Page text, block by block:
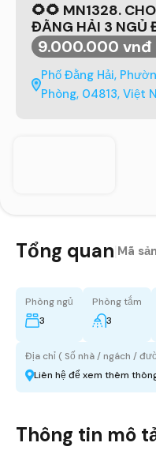
🌻🌻 MN1328.
ĐẰNG HẢI 3 NGỦ
9.000.000
Phố Đằng Hải,
Phòng, 04813, Việt
Tổng quan Mã
Phòng ngủ
3
Phòng tắm
3
Địa chỉ ( Số nhà / ngách /
Liên hệ để xem thêm
Thông tin mô